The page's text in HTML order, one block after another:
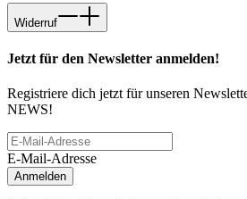
Widerruf
Jetzt für den Newsletter anmelden!
Registriere dich jetzt für unseren
NEWS!
E-Mail-Adresse
Anmelden